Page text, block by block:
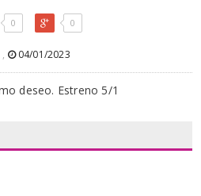
0 0
, 04/01/2023